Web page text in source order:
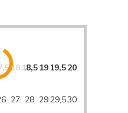
18 18,5 19 19,520
27 28 29 29,530